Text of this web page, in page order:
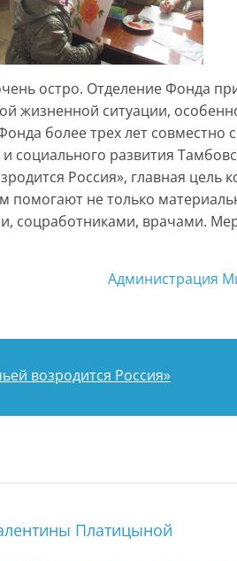
остро. Отделение Фонда
жизненной ситуации,
более трех лет совместно
социального развития
Россия», главная цель
помогают не только
соцработниками, врачами.
Администрация
возродится Россия»
Платицыной